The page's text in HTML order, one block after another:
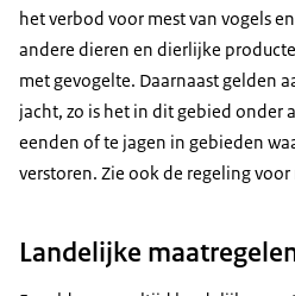
het verbod voor mest van vogels
andere dieren en dierlijke
met gevogelte. Daarnaast gelden
jacht, zo is het in dit gebied onder
eenden of te jagen in gebieden
verstoren. Zie ook de regeling
Landelijke